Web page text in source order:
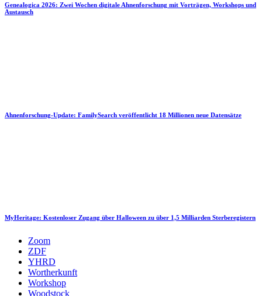
Genealogica 2026: Zwei Wochen digitale Ahnenforschung mit Vorträgen, Workshops und
Austausch
Ahnenforschung-Update: FamilySearch veröffentlicht 18 Millionen neue Datensätze
MyHeritage: Kostenloser Zugang über Halloween zu über 1,5 Milliarden Sterberegistern
Zoom
ZDF
YHRD
Wortherkunft
Workshop
Woodstock